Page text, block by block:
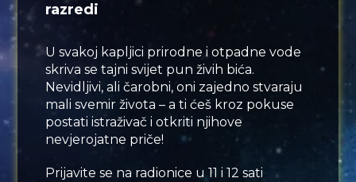
razredi
U svakoj kapljici prirodne i otpadne vode
skriva se tajni svijet pun živih bića.
Nevidljivi, ali čarobni, oni zajedno stvaraju
mali svemir života – a ti ćeš kroz pokuse
postati istraživač i otkriti njihove
nevjerojatne priče!
Prijavite se na radionice u 11 i 12 sati